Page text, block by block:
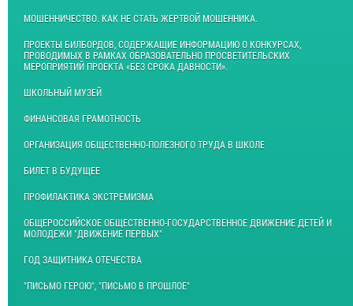
МОШЕННИЧЕСТВО. КАК НЕ СТАТЬ ЖЕРТВОЙ МОШЕННИКА.
ПРОЕКТЫ БИЛБОРДОВ, СОДЕРЖАЩИЕ ИНФОРМАЦИЮ О КОНКУРСАХ,
ПРОВОДИМЫХ В РАМКАХ ОБРАЗОВАТЕЛЬНО ПРОСВЕТИТЕЛЬСКИХ
МЕРОПРИЯТИЙ ПРОЕКТА «БЕЗ СРОКА ДАВНОСТИ».
ШКОЛЬНЫЙ МУЗЕЙ
ФИНАНСОВАЯ ГРАМОТНОСТЬ
ОРГАНИЗАЦИЯ ОБЩЕСТВЕННО-ПОЛЕЗНОГО ТРУДА В ШКОЛЕ
БИЛЕТ В БУДУЩЕЕ
ПРОФИЛАКТИКА ЭКСТРЕМИЗМА
ОБЩЕРОССИЙСКОЕ ОБЩЕСТВЕННО-ГОСУДАРСТВЕННОЕ ДВИЖЕНИЕ ДЕТЕЙ И
МОЛОДЕЖИ "ДВИЖЕНИЕ ПЕРВЫХ"
ГОД ЗАЩИТНИКА ОТЕЧЕСТВА
"ПИСЬМО ГЕРОЮ", "ПИСЬМО В ПРОШЛОЕ"